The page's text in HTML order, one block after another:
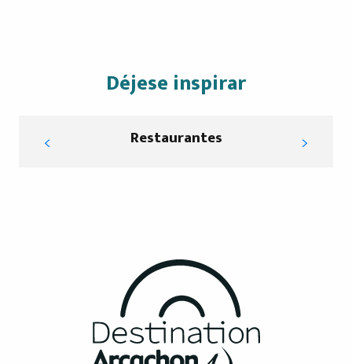
Déjese inspirar
Restaurantes